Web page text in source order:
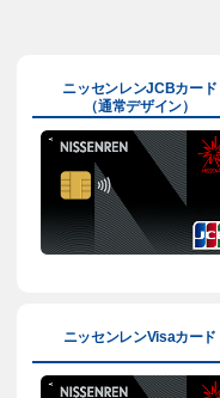
ニッセンレンJCBカード
（通常デザイン）
ニッセンレンVisaカード